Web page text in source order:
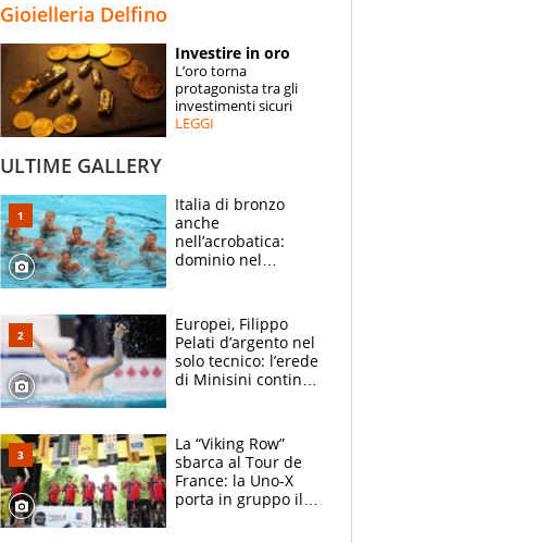
SPECIALI
ESPERTI
Gioielleria Delfino
Investire in oro
L’oro torna
protagonista tra gli
investimenti sicuri
LEGGI
ULTIME GALLERY
Italia di bronzo
anche
nell’acrobatica:
dominio nel
e compagni
continuare
Europei, Filippo
Pelati d’argento nel
solo tecnico: l’erede
di Minisini continua
mirino
La “Viking Row”
sbarca al Tour de
France: la Uno-X
porta in gruppo il